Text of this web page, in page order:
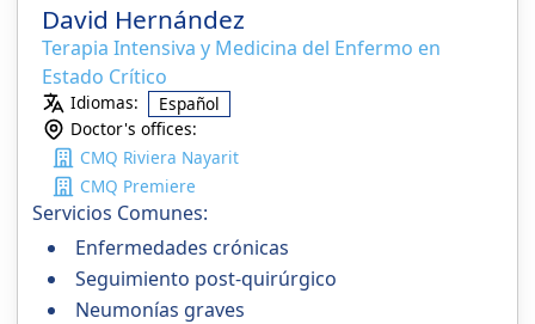
David Hernández
Terapia Intensiva y Medicina del Enfermo en
Estado Crítico
Idiomas:
Español
Doctor's offices:
CMQ Riviera Nayarit
CMQ Premiere
Servicios Comunes:
Enfermedades crónicas
Seguimiento post-quirúrgico
Neumonías graves